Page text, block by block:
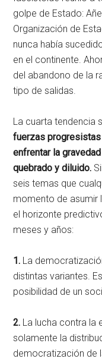
golpe de Estado:
Organización de
nunca había
en el continente.
del abandono de la
tipo de salidas.
La cuarta tendencia
fuerzas
enfrentar la
quebrado y diluido.
seis temas que
momento de asumir
el horizonte
meses y años:
1. La
distintas variantes.
posibilidad de un
2. La lucha contra la
solamente la
democratización de